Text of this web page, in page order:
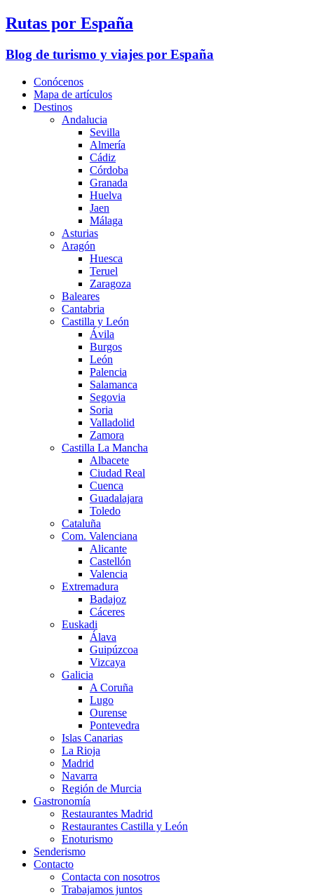
Rutas por España
Blog de turismo y viajes por España
Conócenos
Mapa de artículos
Destinos
Andalucia
Sevilla
Almería
Cádiz
Córdoba
Granada
Huelva
Jaen
Málaga
Asturias
Aragón
Huesca
Teruel
Zaragoza
Baleares
Cantabria
Castilla y León
Ávila
Burgos
León
Palencia
Salamanca
Segovia
Soria
Valladolid
Zamora
Castilla La Mancha
Albacete
Ciudad Real
Cuenca
Guadalajara
Toledo
Cataluña
Com. Valenciana
Alicante
Castellón
Valencia
Extremadura
Badajoz
Cáceres
Euskadi
Álava
Guipúzcoa
Vizcaya
Galicia
A Coruña
Lugo
Ourense
Pontevedra
Islas Canarias
La Rioja
Madrid
Navarra
Región de Murcia
Gastronomía
Restaurantes Madrid
Restaurantes Castilla y León
Enoturismo
Senderismo
Contacto
Contacta con nosotros
Trabajamos juntos